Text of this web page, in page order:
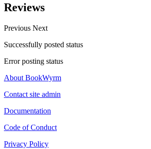
Reviews
Previous Next
Successfully posted status
Error posting status
About BookWyrm
Contact site admin
Documentation
Code of Conduct
Privacy Policy